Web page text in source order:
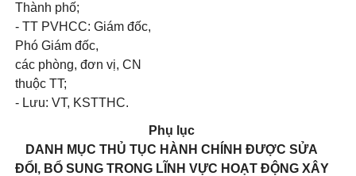
Thành phố;
- TT PVHCC: Giám đốc,
Phó Giám đốc,
các phòng, đơn vị, CN
thuộc TT;
- Lưu: VT, KSTTHC.
Phụ lục
DANH MỤC THỦ TỤC HÀNH CHÍNH ĐƯỢC SỬA
ĐỔI, BỔ SUNG TRONG LĨNH VỰC HOẠT ĐỘNG XÂY